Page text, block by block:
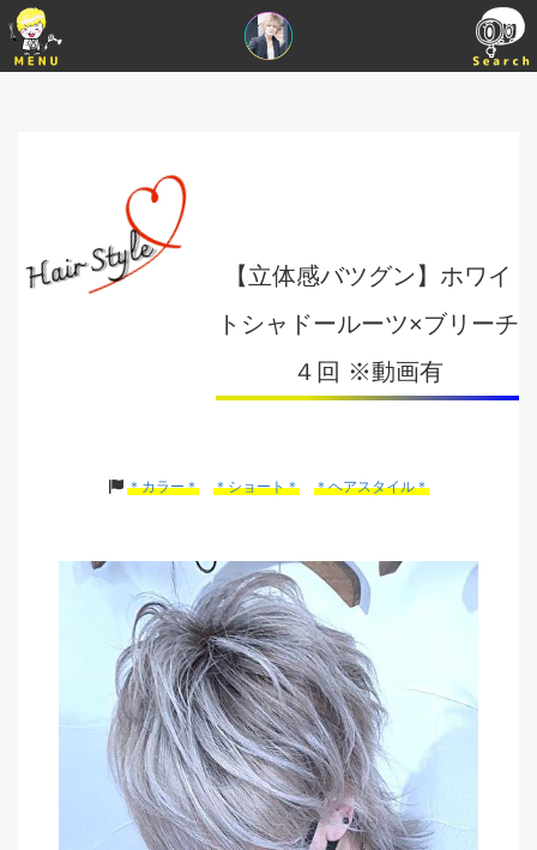
【立体感バツグン】ホワイ
トシャドールーツ×ブリーチ
４回 ※動画有
＊カラー＊ ＊ショート＊ ＊ヘアスタイル＊